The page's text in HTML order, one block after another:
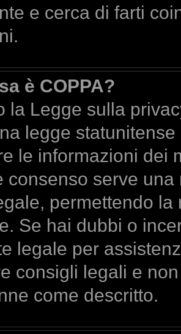
e cerca di farti
è COPPA?
la Legge sulla
legge
le informazioni dei
consenso serve
permettendo
Se hai dubbi o
legale per
consigli legali e
come descritto.